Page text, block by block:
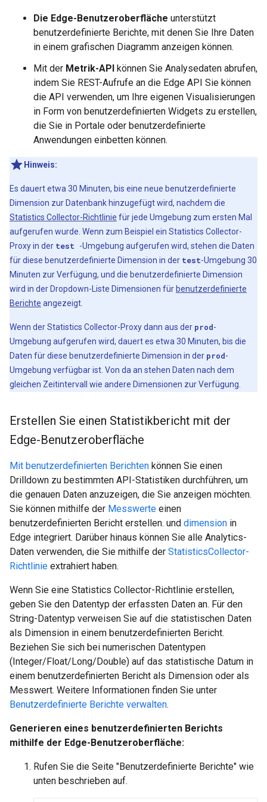
Die Edge-Benutzeroberfläche unterstützt
benutzerdefinierte Berichte, mit denen Sie Ihre Daten
in einem grafischen Diagramm anzeigen können.
Mit der Metrik-API können Sie Analysedaten abrufen,
indem Sie REST-Aufrufe an die Edge API Sie können
die API verwenden, um Ihre eigenen Visualisierungen
in Form von benutzerdefinierten Widgets zu erstellen,
die Sie in Portale oder benutzerdefinierte
Anwendungen einbetten können.
Hinweis:
Es dauert etwa 30 Minuten, bis eine neue benutzerdefinierte
Dimension zur Datenbank hinzugefügt wird, nachdem die
Statistics Collector-Richtlinie für jede Umgebung zum ersten Mal
aufgerufen wurde. Wenn zum Beispiel ein Statistics Collector-
Proxy in der test -Umgebung aufgerufen wird, stehen die Daten
für diese benutzerdefinierte Dimension in der test-Umgebung 30
Minuten zur Verfügung, und die benutzerdefinierte Dimension
wird in der Dropdown-Liste Dimensionen für benutzerdefinierte
Berichte angezeigt.
Wenn der Statistics Collector-Proxy dann aus der prod-
Umgebung aufgerufen wird, dauert es etwa 30 Minuten, bis die
Daten für diese benutzerdefinierte Dimension in der prod-
Umgebung verfügbar ist. Von da an stehen Daten nach dem
gleichen Zeitintervall wie andere Dimensionen zur Verfügung.
Erstellen Sie einen Statistikbericht mit der
Edge-Benutzeroberfläche
Mit benutzerdefinierten Berichten können Sie einen
Drilldown zu bestimmten API-Statistiken durchführen, um
die genauen Daten anzuzeigen, die Sie anzeigen möchten.
Sie können mithilfe der Messwerte einen
benutzerdefinierten Bericht erstellen. und dimension in
Edge integriert. Darüber hinaus können Sie alle Analytics-
Daten verwenden, die Sie mithilfe der StatisticsCollector-
Richtlinie extrahiert haben.
Wenn Sie eine Statistics Collector-Richtlinie erstellen,
geben Sie den Datentyp der erfassten Daten an. Für den
String-Datentyp verweisen Sie auf die statistischen Daten
als Dimension in einem benutzerdefinierten Bericht.
Beziehen Sie sich bei numerischen Datentypen
(Integer/Float/Long/Double) auf das statistische Datum in
einem benutzerdefinierten Bericht als Dimension oder als
Messwert. Weitere Informationen finden Sie unter
Benutzerdefinierte Berichte verwalten.
Generieren eines benutzerdefinierten Berichts
mithilfe der Edge-Benutzeroberfläche:
Rufen Sie die Seite "Benutzerdefinierte Berichte" wie
unten beschrieben auf.